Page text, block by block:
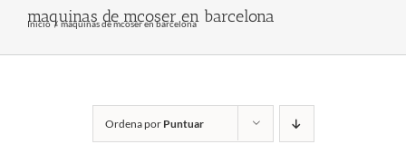
maquinas de mcoser en barcelona
Inicio maquinas de mcoser en barcelona
Ordena por Puntuar